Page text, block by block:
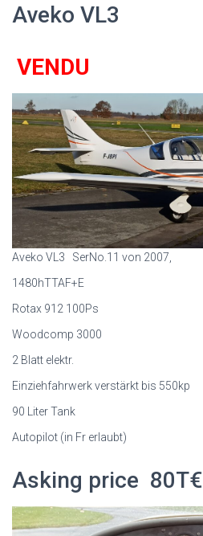
Aveko VL3
VENDU
Aveko VL3 SerNo.11 von 2007,
1480hTTAF+E
Rotax 912 100Ps
Woodcomp 3000
2 Blatt elektr.
Einziehfahrwerk verstärkt bis 550kp
90 Liter Tank
Autopilot (in Fr erlaubt)
Asking price 80T€